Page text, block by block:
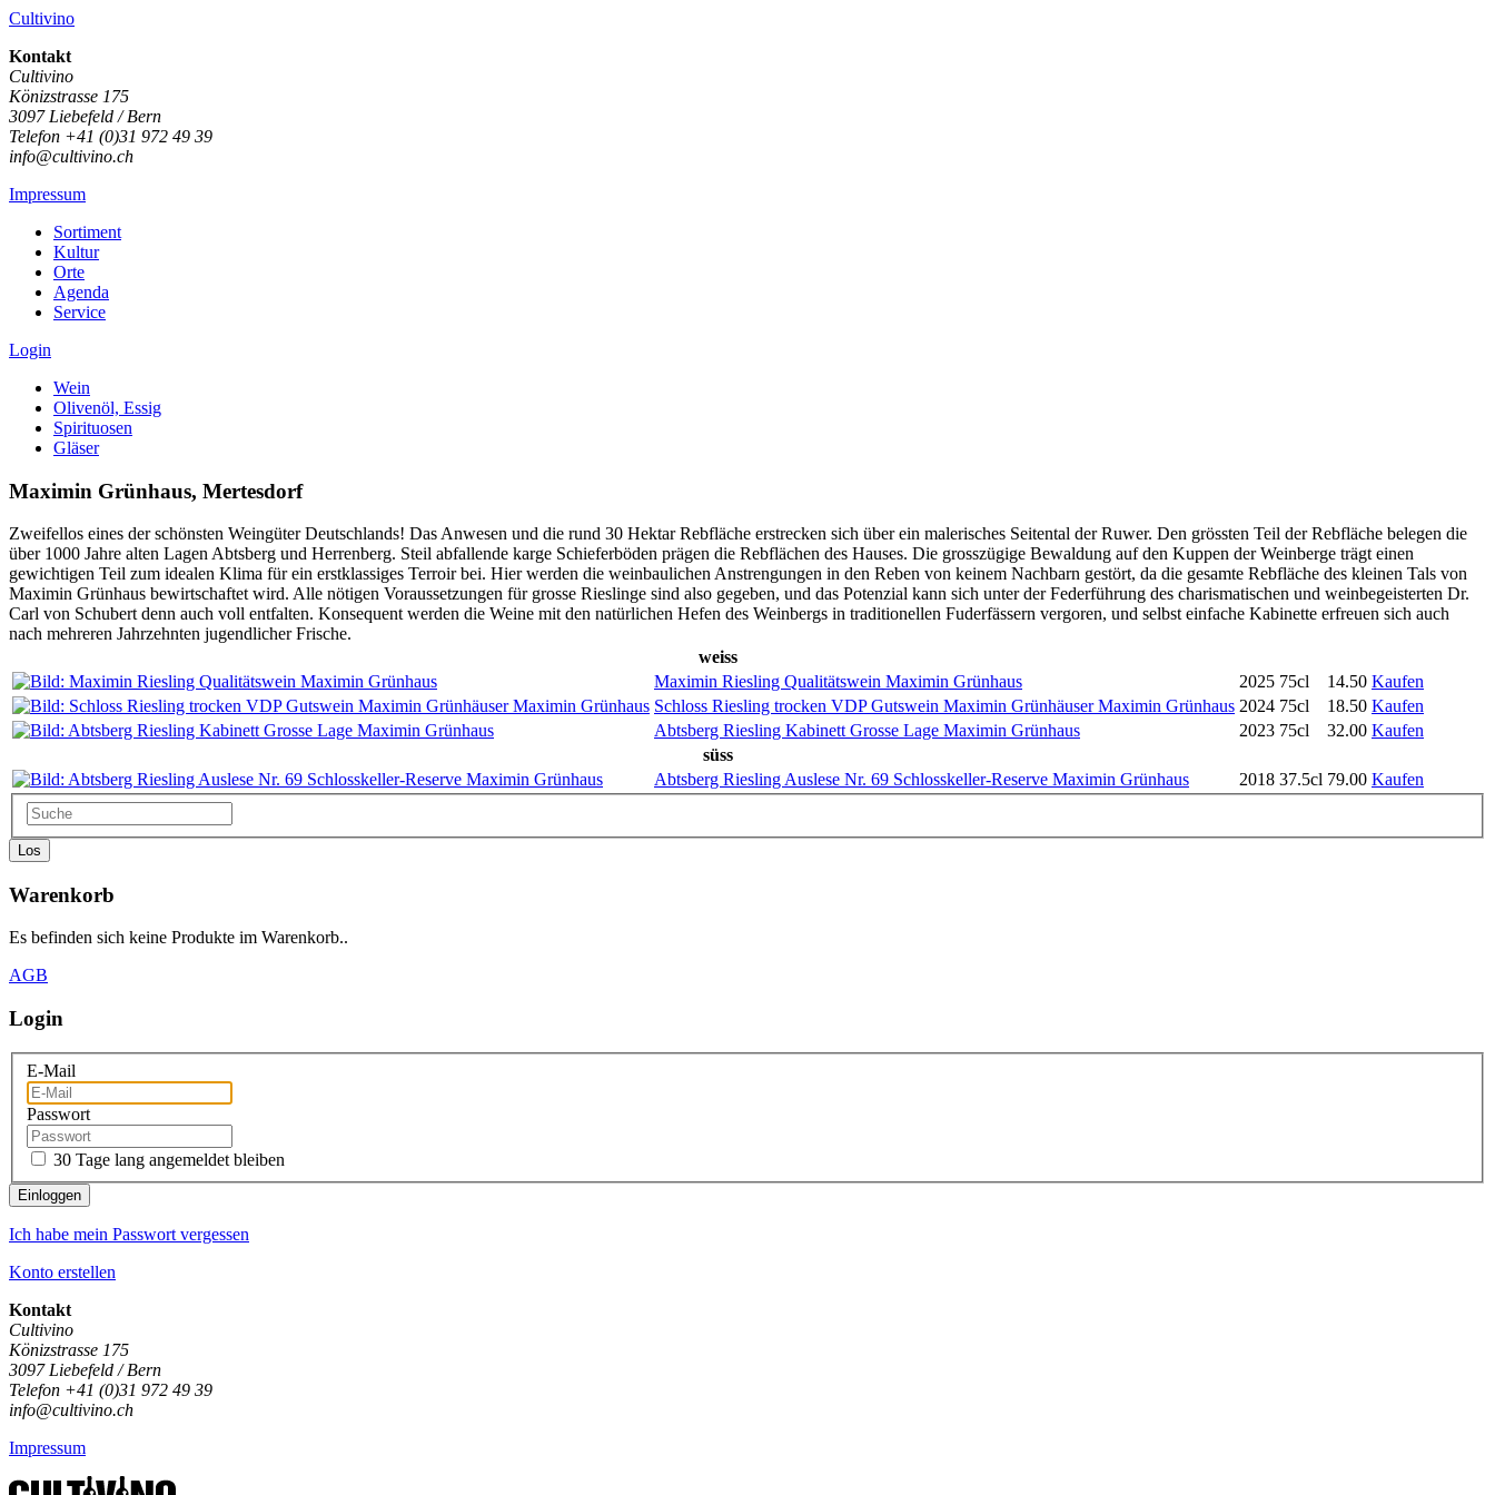
Cultivino
Kontakt
Cultivino
Könizstrasse 175
3097 Liebefeld / Bern
Telefon +41 (0)31 972 49 39
info@cultivino.ch
Impressum
Sortiment
Kultur
Orte
Agenda
Service
Login
Wein
Olivenöl, Essig
Spirituosen
Gläser
Maximin Grünhaus, Mertesdorf
Zweifellos eines der schönsten Weingüter Deutschlands! Das Anwesen und die rund 30 Hektar Rebfläche erstrecken sich über ein malerisches Seitental der Ruwer. Den grössten Teil der Rebfläche belegen die
über 1000 Jahre alten Lagen Abtsberg und Herrenberg. Steil abfallende karge Schieferböden prägen die Rebflächen des Hauses. Die grosszügige Bewaldung auf den Kuppen der Weinberge trägt einen
gewichtigen Teil zum idealen Klima für ein erstklassiges Terroir bei. Hier werden die weinbaulichen Anstrengungen in den Reben von keinem Nachbarn gestört, da die gesamte Rebfläche des kleinen Tals von
Maximin Grünhaus bewirtschaftet wird. Alle nötigen Voraussetzungen für grosse Rieslinge sind also gegeben, und das Potenzial kann sich unter der Federführung des charismatischen und weinbegeisterten Dr.
Carl von Schubert denn auch voll entfalten. Konsequent werden die Weine mit den natürlichen Hefen des Weinbergs in traditionellen Fuderfässern vergoren, und selbst einfache Kabinette erfreuen sich auch
nach mehreren Jahrzehnten jugendlicher Frische.
weiss
Maximin Riesling Qualitätswein Maximin Grünhaus
2025 75cl 14.50 Kaufen
Schloss Riesling trocken VDP Gutswein Maximin Grünhäuser Maximin Grünhaus 2024 75cl 18.50 Kaufen
Abtsberg Riesling Kabinett Grosse Lage Maximin Grünhaus
2023 75cl 32.00 Kaufen
süss
Abtsberg Riesling Auslese Nr. 69 Schlosskeller-Reserve Maximin Grünhaus
2018 37.5cl 79.00 Kaufen
Los
Warenkorb
Es befinden sich keine Produkte im Warenkorb..
AGB
Login
E-Mail
Passwort
30 Tage lang angemeldet bleiben
Einloggen
Ich habe mein Passwort vergessen
Konto erstellen
Kontakt
Cultivino
Könizstrasse 175
3097 Liebefeld / Bern
Telefon +41 (0)31 972 49 39
info@cultivino.ch
Impressum